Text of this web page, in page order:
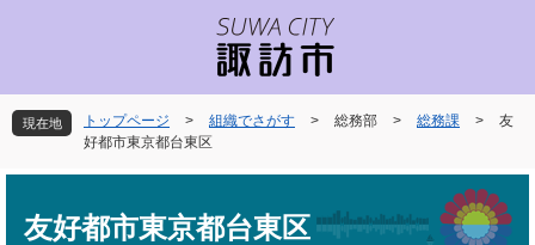
先
頭
を
飛
現在地 トップページ > 組織でさがす > 総務部 > 総務課 >
友
好都市東京都台東区
友好都市東京都台東区